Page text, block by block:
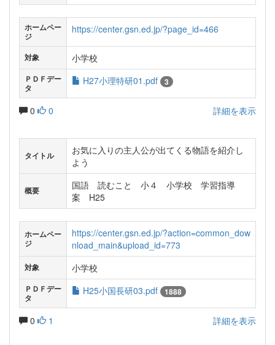
ホームペー
ジ
https://center.gsn.ed.jp/?page_id=466
対象 小学校
ＰＤＦデー
タ
H27小理特研01.pdf 3
0 0 詳細を表示
タイトル
お気に入りの主人公が出てくる物語を紹介し
よう
概要
国語 読むこと 小４ 小学校 学習指導
案 H25
ホームペー
ジ
https://center.gsn.ed.jp/?action=common_dow
nload_main&upload_id=773
対象 小学校
ＰＤＦデー
タ
H25小国長研03.pdf 1888
0 1 詳細を表示